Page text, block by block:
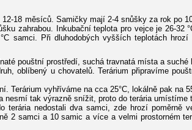
18 měsíců. Samičky mají 2-4 snůšky za rok po
zahrabou. Inkubační teplota pro vejce je 26-32
samci. Při dluhodobých vyšších teplotách
pouštní prostředí, suchá travnatá místa a suché
oblíbený u chovatelů. Terárium připravíme
Terárium vyhříváme na cca 25°C, lokálně pak na
nesmí tak výrazně snížit, proto do terária umístíme
terária nedostali dva samci, zde hrozí poměrně
2 samci a 10 samic a více a velmi prostorném